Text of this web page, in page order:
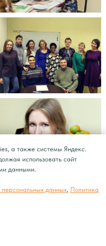
а также системы Яндекс.
использовать сайт
данными.
данных, Политика